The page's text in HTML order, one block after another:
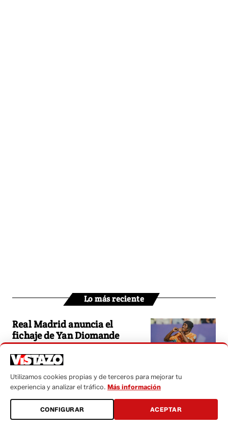
Lo más reciente
Real Madrid anuncia el
fichaje de Yan Diomande
hasta 2033
Rodri desata una batalla entre
FC Barcelona y Real Madrid
en el mercado de fichajes
Ecuador volverá a la acción
Utilizamos cookies propias y de terceros para mejorar tu
experiencia y analizar el tráfico. Más información
CONFIGURAR ACEPTAR